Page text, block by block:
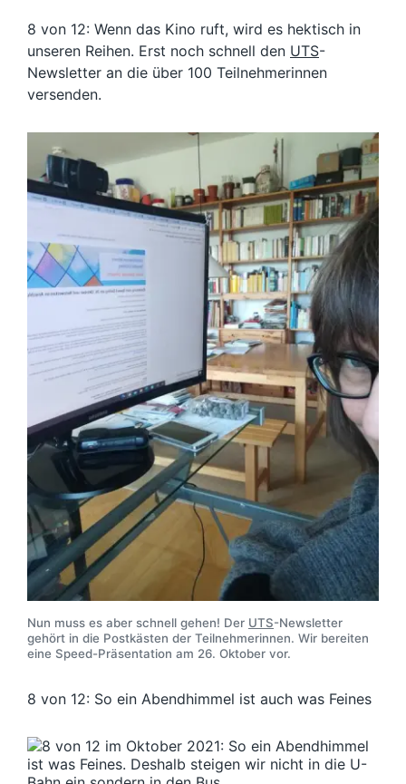
8 von 12: Wenn das Kino ruft, wird es hektisch in
unseren Reihen. Erst noch schnell den UTS-
Newsletter an die über 100 Teilnehmerinnen
versenden.
Nun muss es aber schnell gehen! Der UTS-Newsletter
gehört in die Postkästen der Teilnehmerinnen. Wir bereiten
eine Speed-Präsentation am 26. Oktober vor.
8 von 12: So ein Abendhimmel ist auch was Feines